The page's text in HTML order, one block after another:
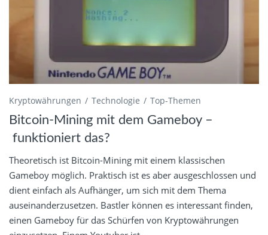
Kryptowährungen Technologie Top-Themen
Bitcoin-Mining mit dem Gameboy –
funktioniert das?
Theoretisch ist Bitcoin-Mining mit einem klassischen
Gameboy möglich. Praktisch ist es aber ausgeschlossen und
dient einfach als Aufhänger, um sich mit dem Thema
auseinanderzusetzen. Bastler können es interessant finden,
einen Gameboy für das Schürfen von Kryptowährungen